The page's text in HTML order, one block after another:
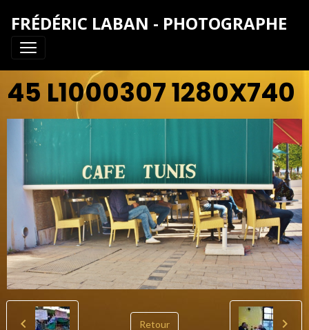
FRÉDÉRIC LABAN - PHOTOGRAPHE
45 L1000307 1280X740
Retour